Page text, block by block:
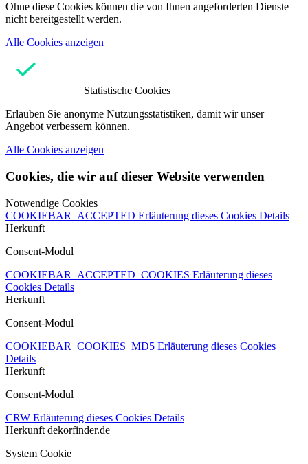
Ohne diese Cookies können die von Ihnen angeforderten Dienste
nicht bereitgestellt werden.
Alle Cookies anzeigen
Statistische Cookies
Erlauben Sie anonyme Nutzungsstatistiken, damit wir unser
Angebot verbessern können.
Alle Cookies anzeigen
Cookies, die wir auf dieser Website verwenden
Notwendige Cookies
COOKIEBAR_ACCEPTED Erläuterung dieses Cookies Details
Herkunft
Consent-Modul
COOKIEBAR_ACCEPTED_COOKIES Erläuterung dieses
Cookies Details
Herkunft
Consent-Modul
COOKIEBAR_COOKIES_MD5 Erläuterung dieses Cookies
Details
Herkunft
Consent-Modul
CRW Erläuterung dieses Cookies Details
Herkunft dekorfinder.de
System Cookie